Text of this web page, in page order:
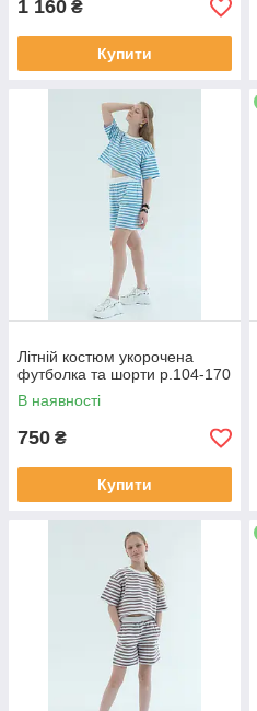
1 160 ₴
Купити
Літній костюм укорочена
футболка та шорти р.104-170
В наявності
750 ₴
Купити